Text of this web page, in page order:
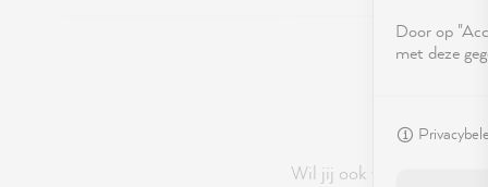
Wil jij ook van die hippe
Door op
met deze